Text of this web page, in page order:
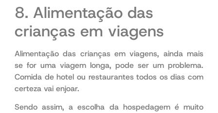
8. Alimentação das
crianças em viagens
Alimentação das crianças em viagens, ainda mais
se for uma viagem longa, pode ser um problema.
Comida de hotel ou restaurantes todos os dias com
certeza vai enjoar.
Sendo assim, a escolha da hospedagem é muito